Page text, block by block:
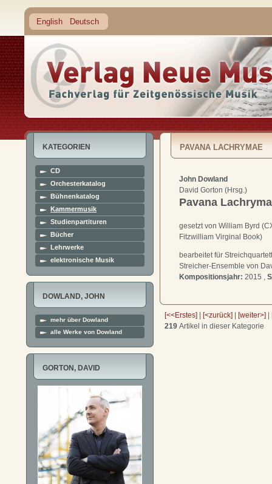
English Deutsch
KATEGORIEN
CD
Orchesterkatalog
Bühnenkatalog
Kammermusik
Studienpartituren
Bücher
Lehrwerke
elektronische Musik
DOWLAND, JOHN
mehr über Dowland
alle Werke von Dowland
GORTON, DAVID
PAVANA LACHRYMAE
John Dowland
David Gorton (Hrsg.)
Pavana
gesetzt von William Byrd
Fitzwilliam Virginal Book)
bearbeitet für
Streicher-Ensemble von
Kompositionsjahr: 2015 ,
[<<Erstes] [<zurück] [weiter>]
219 Artikel in dieser Kategorie